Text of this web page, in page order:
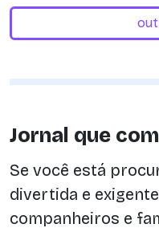
Jornal que
Se você está
divertida e
companheiros e